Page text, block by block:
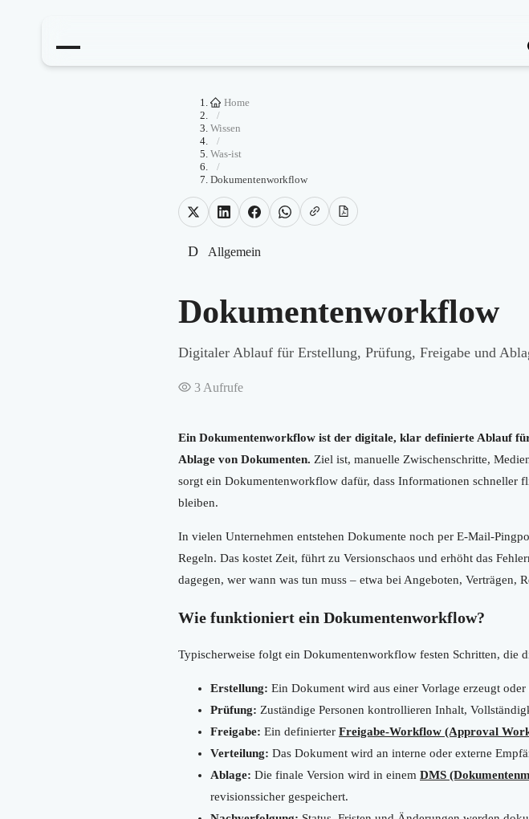
Home
/
Wissen
/
Was-ist
/
Dokumentenworkflow
D Allgemein
Dokumentenworkflow
Digitaler Ablauf für Erstellung, Prüfung, Freigabe und
3 Aufrufe
Ein Dokumentenworkflow ist der digitale, klar definierte Ablauf
Ablage von Dokumenten. Ziel ist, manuelle Zwischenschritte,
sorgt ein Dokumentenworkflow dafür, dass Informationen schneller
bleiben.
In vielen Unternehmen entstehen Dokumente noch per E-Mail-
Regeln. Das kostet Zeit, führt zu Versionschaos und erhöht das
dagegen, wer wann was tun muss – etwa bei Angeboten, Verträgen,
Wie funktioniert ein Dokumentenworkflow?
Typischerweise folgt ein Dokumentenworkflow festen Schritten, die
Erstellung: Ein Dokument wird aus einer Vorlage erzeugt oder
Prüfung: Zuständige Personen kontrollieren Inhalt,
Freigabe: Ein definierter Freigabe-Workflow (Approval
Verteilung: Das Dokument wird an interne oder externe
Ablage: Die finale Version wird in einem DMS
revisionssicher gespeichert.